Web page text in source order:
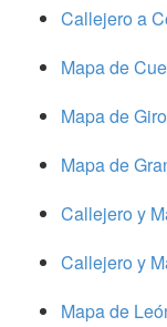
Callejero a
Mapa de
Mapa de
Mapa de
Callejero y
Callejero y
Mapa de